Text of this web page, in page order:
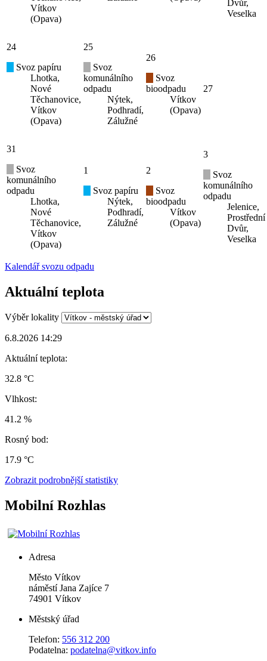
Vítkov
(Opava)
Dvůr,
Veselka
24
Svoz papíru
Lhotka,
Nové
Těchanovice,
Vítkov
(Opava)
25
Svoz
komunálního
odpadu
Nýtek,
Podhradí,
Zálužné
26
Svoz
bioodpadu
Vítkov
(Opava)
27
31
Svoz
komunálního
odpadu
Lhotka,
Nové
Těchanovice,
Vítkov
(Opava)
1
Svoz papíru
Nýtek,
Podhradí,
Zálužné
2
Svoz
bioodpadu
Vítkov
(Opava)
3
Svoz
komunálního
odpadu
Jelenice,
Prostřední
Dvůr,
Veselka
Kalendář svozu odpadu
Aktuální teplota
Výběr lokality
6.8.2026 14:29
Aktuální teplota:
32.8 °C
Vlhkost:
41.2 %
Rosný bod:
17.9 °C
Zobrazit podrobnější statistiky
Mobilní Rozhlas
Adresa
Město Vítkov
náměstí Jana Zajíce 7
74901 Vítkov
Městský úřad
Telefon: 556 312 200
Podatelna: podatelna@vitkov.info